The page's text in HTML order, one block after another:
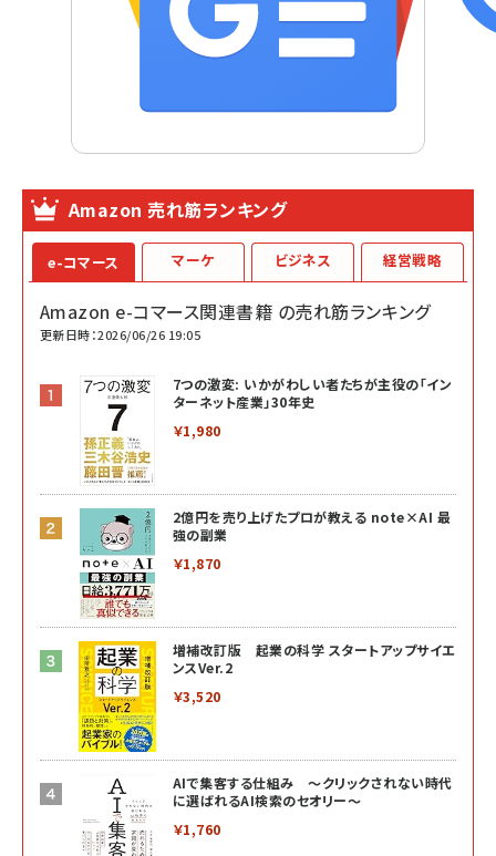
Amazon 売れ筋ランキング
e-コマース
Amazon e-コマース関連書籍 の売れ筋ランキング
更新日時：2026/06/26 19:05
7つの激変: いかがわしい者たちが主役の「イン
ターネット産業」30年史
￥1,980
2億円を売り上げたプロが教える note×AI 最
強の副業
￥1,870
増補改訂版 起業の科学 スタートアップサイエ
ンスVer.2
￥3,520
AIで集客する仕組み ～クリックされない時代
に選ばれるAI検索のセオリー～
￥1,760
マーケ ビジネス 経営戦略